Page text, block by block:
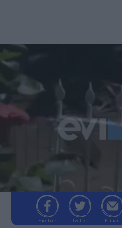
Facebook Twitter E-mail